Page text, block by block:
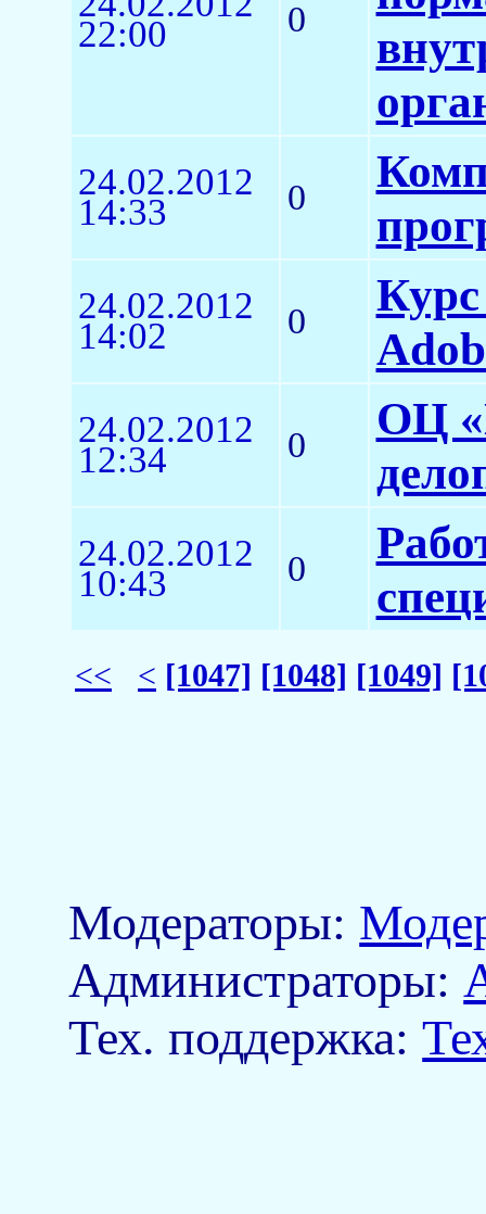
22:00 0
24.02.2012
14:33 0
24.02.2012
14:02 0
24.02.2012
12:34 0
ОЦ
24.02.2012
10:43 0
<< < [1047] [1048] [1049]
Модераторы:
Aдминистраторы:
Тех. поддержка: